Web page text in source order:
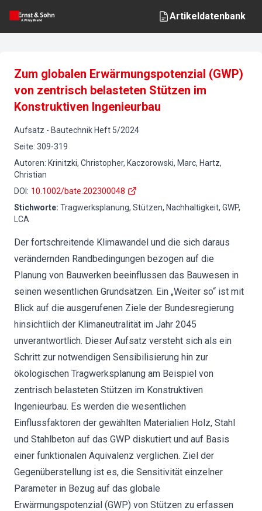
Artikeldatenbank
Zum globalen Erwärmungspotenzial (GWP)
von zentrisch belasteten Stützen im
Konstruktiven Ingenieurbau
Aufsatz - Bautechnik Heft 5/2024
Seite: 309-319
Autoren: Krinitzki, Christopher, Kaczorowski, Marc, Hartz,
Christian
DOI : 10.1002/bate.202300048
Stichworte: Tragwerksplanung, Stützen, Nachhaltigkeit, GWP,
LCA
Der fortschreitende Klimawandel und die sich daraus
verändernden Randbedingungen bezogen auf die
Planung von Bauwerken beeinflussen das Bauwesen in
seinen wesentlichen Grundsätzen. Ein „Weiter so“ ist mit
Blick auf die ausgerufenen Ziele der Bundesregierung
hinsichtlich der Klimaneutralität im Jahr 2045
unverantwortlich. Dieser Aufsatz versteht sich als ein
Schritt zur notwendigen Sensibilisierung hin zur
ökologischen Tragwerksplanung am Beispiel von
zentrisch belasteten Stützen im Konstruktiven
Ingenieurbau. Es werden die wesentlichen
Einflussfaktoren der gewählten Materialien Holz, Stahl
und Stahlbeton auf das GWP diskutiert und auf Basis
einer funktionalen Äquivalenz verglichen. Ziel der
Gegenüberstellung ist es, die Sensitivität einzelner
Parameter in Bezug auf das globale
Erwärmungspotenzial (GWP) von Stützen zu erfassen